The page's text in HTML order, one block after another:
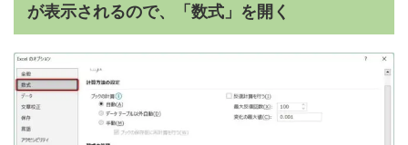
が表示されるので、「数式」を開く